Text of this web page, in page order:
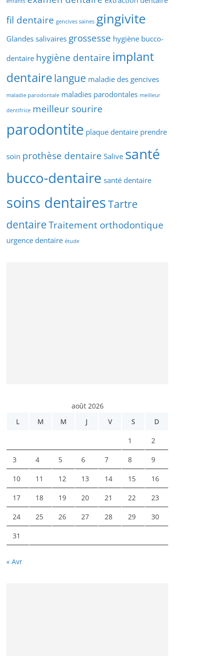
fil dentaire gencives saines gingivite
Glandes salivaires grossesse hygiène bucco-
dentaire hygiène dentaire implant
dentairelangue maladie des gencives
maladie parodontale maladies parodontales meilleur
dentifrice meilleur sourire
parodontite plaque dentaire prendre
soin prothèse dentaire Salive santé
bucco-dentaire santé dentaire
soins dentairesTartre
dentaire Traitement orthodontique
urgence dentaire étude
août 2026
L
M M J V S D
1 2
3 4 5 6 7 8 9
10 11 12 13 14 15 16
17 18 19 20 21 22 23
24 25 26 27 28 29 30
31
« Avr